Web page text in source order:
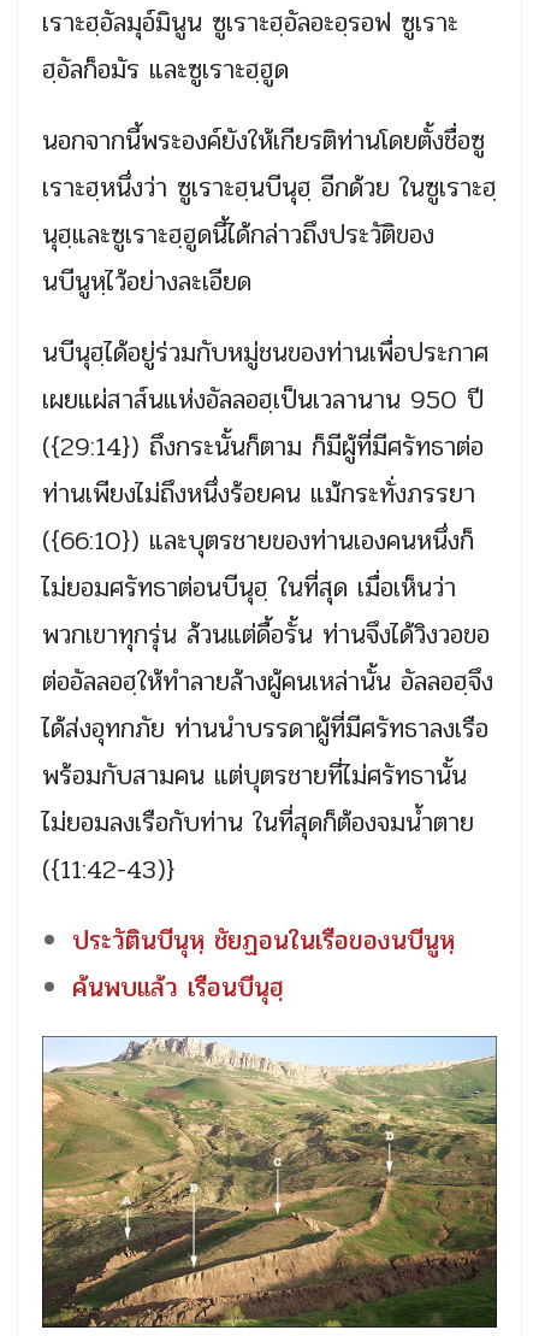
เราะฮฺอัลมุอ์มินูน ซูเราะฮฺอัลอะอฺรอฟ ซูเราะ
ฮฺอัลก็อมัร และซูเราะฮฺฮูด
นอกจากนี้พระองค์ยังให้เกียรติท่านโดยตั้งชื่อซู
เราะฮฺหนึ่งว่า ซูเราะฮฺนบีนุฮฺ อีกด้วย ในซูเราะฮฺ
นุฮฺและซูเราะฮฺฮูดนี้ได้กล่าวถึงประวัติของ
นบีนูหฺไว้อย่างละเอียด
นบีนุฮฺได้อยู่ร่วมกับหมู่ชนของท่านเพื่อประกาศ
เผยแผ่สาส์นแห่งอัลลอฮฺเป็นเวลานาน 950 ปี
({29:14}) ถึงกระนั้นก็ตาม ก็มีผู้ที่มีศรัทธาต่อ
ท่านเพียงไม่ถึงหนึ่งร้อยคน แม้กระทั่งภรรยา
({66:10}) และบุตรชายของท่านเองคนหนึ่งก็
ไม่ยอมศรัทธาต่อนบีนุฮฺ ในที่สุด เมื่อเห็นว่า
พวกเขาทุกรุ่น ล้วนแต่ดื้อรั้น ท่านจึงได้วิงวอขอ
ต่ออัลลอฮฺให้ทำลายล้างผู้คนเหล่านั้น อัลลอฮฺจึง
ได้ส่งอุทกภัย ท่านนำบรรดาผู้ที่มีศรัทธาลงเรือ
พร้อมกับสามคน แต่บุตรชายที่ไม่ศรัทธานั้น
ไม่ยอมลงเรือกับท่าน ในที่สุดก็ต้องจมน้ำตาย
({11:42-43)}
ประวัตินบีนุหฺ ชัยฏอนในเรือของนบีนูหฺ
ค้นพบแล้ว เรือนบีนุฮฺ